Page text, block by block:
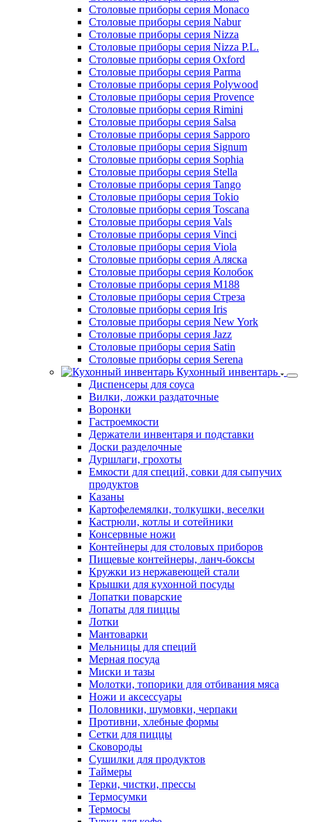
Столовые приборы серия Nabur
Столовые приборы серия Nizza
Столовые приборы серия Nizza P.L.
Столовые приборы серия Oxford
Столовые приборы серия Parma
Столовые приборы серия Polywood
Столовые приборы серия Provence
Столовые приборы серия Rimini
Столовые приборы серия Salsa
Столовые приборы серия Sapporo
Столовые приборы серия Signum
Столовые приборы серия Sophia
Столовые приборы серия Stella
Столовые приборы серия Tango
Столовые приборы серия Tokio
Столовые приборы серия Toscana
Столовые приборы серия Vals
Столовые приборы серия Vinci
Столовые приборы серия Viola
Столовые приборы серия Аляска
Столовые приборы серия Колобок
Столовые приборы серия М188
Столовые приборы серия Стреза
Столовые приборы серия Iris
Столовые приборы серия New York
Столовые приборы серия Jazz
Столовые приборы серия Satin
Столовые приборы серия Serena
Кухонный инвентарь
Диспенсеры для соуса
Вилки, ложки раздаточные
Воронки
Гастроемкости
Держатели инвентаря и подставки
Доски разделочные
Дуршлаги, грохоты
Емкости для специй, совки для сыпучих
продуктов
Казаны
Картофелемялки, толкушки, веселки
Кастрюли, котлы и сотейники
Консервные ножи
Контейнеры для столовых приборов
Пищевые контейнеры, ланч-боксы
Кружки из нержавеющей стали
Крышки для кухонной посуды
Лопатки поварские
Лопаты для пиццы
Лотки
Мантоварки
Мельницы для специй
Мерная посуда
Миски и тазы
Молотки, топорики для отбивания мяса
Ножи и аксессуары
Половники, шумовки, черпаки
Противни, хлебные формы
Сетки для пиццы
Сковороды
Сушилки для продуктов
Таймеры
Терки, чистки, прессы
Термосумки
Термосы
Турки для кофе